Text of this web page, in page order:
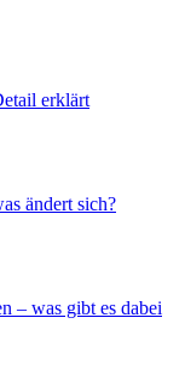
erklärt
ändert sich?
– was gibt es dabei